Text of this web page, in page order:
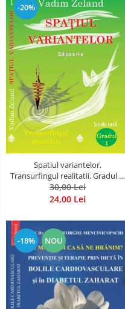
-20%
Spatiul variantelor.
Transurfingul realitatii. Gradul 1.
Cum sa ne dezvoltam intuitia si
sa ne alegem soarta
30,00 Lei
24,00 Lei
-18% NOU